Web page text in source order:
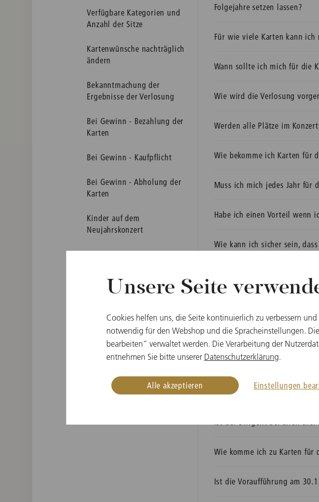
Verfügbare Kategorien und
Anzahl der Sitze
Kartenwünsche nachträglich
ändern
Bekanntmachung der
Ergebnisse der Verlosung
Bei Gewinn - Bezahlung der
Karten
Bei Gewinn - Kaufpflicht
Bei Gewinn - Abholung der
Karten
Kinder auf dem
Neujahrskonzert
Besondere Bedürfnisse
Technische Probleme
Folgejahre setzen lassen?
Für wie viele Karten kann ich
Wann sollte ich mich für die
Wie wird die Verlosung
Werden alle Plätze im
Wie bekomme ich Karten für
Muss ich mich jedes Jahr für
Habe ich einen Vorteil wenn
Wie kann ich sicher sein,
Wie viele Karten werden
Ist die bei der Anmeldung
Welche Bekleidung trägt man
Wie komme ich zu Karten für
Ist die Voraufführung am
Unsere Seite
Cookies helfen uns, die Seite kontinuierlich zu verbessern
notwendig für den Webshop und die Spracheinstellungen.
bearbeiten” verwaltet werden. Die Verarbeitung der
entnehmen Sie bitte unserer Datenschutzerklärung.
Einstellungen
Alle akzeptieren